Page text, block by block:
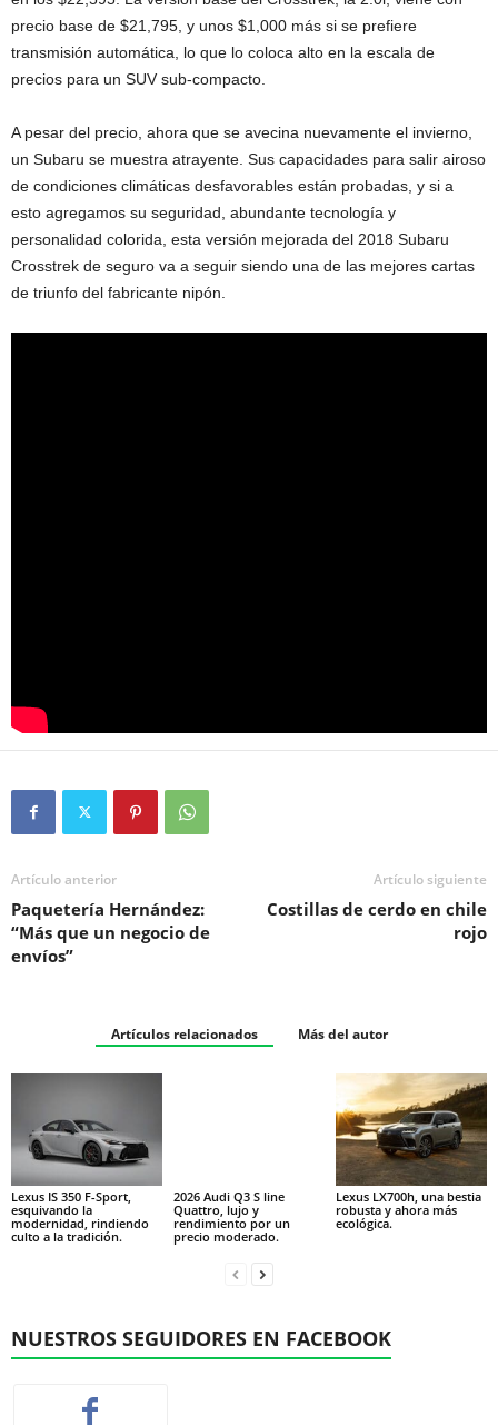
precio base de $21,795, y unos $1,000 más si se prefiere
transmisión automática, lo que lo coloca alto en la escala de
precios para un SUV sub-compacto.
A pesar del precio, ahora que se avecina nuevamente el invierno,
un Subaru se muestra atrayente. Sus capacidades para salir airoso
de condiciones climáticas desfavorables están probadas, y si a
esto agregamos su seguridad, abundante tecnología y
personalidad colorida, esta versión mejorada del 2018 Subaru
Crosstrek de seguro va a seguir siendo una de las mejores cartas
de triunfo del fabricante nipón.
Artículo anterior
Paquetería Hernández:
“Más que un negocio de
envíos”
Artículo siguiente
Costillas de cerdo en chile
rojo
Artículos relacionados Más del autor
Lexus IS 350 F-Sport,
esquivando la
modernidad, rindiendo
culto a la tradición.
2026 Audi Q3 S line
Quattro, lujo y
rendimiento por un
precio moderado.
Lexus LX700h, una bestia
robusta y ahora más
ecológica.
NUESTROS SEGUIDORES EN FACEBOOK